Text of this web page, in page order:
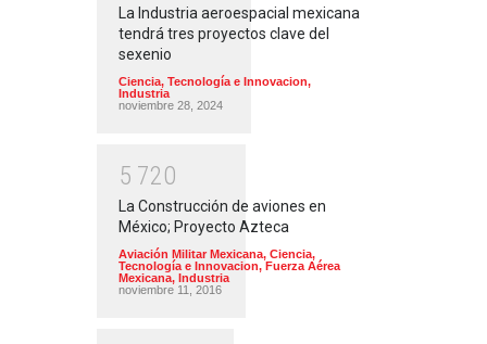
La Industria aeroespacial mexicana
tendrá tres proyectos clave del
sexenio
Ciencia, Tecnología e Innovacion,
Industria
noviembre 28, 2024
5 720
La Construcción de aviones en
México; Proyecto Azteca
Aviación Militar Mexicana, Ciencia,
Tecnología e Innovacion, Fuerza Aérea
Mexicana, Industria
noviembre 11, 2016